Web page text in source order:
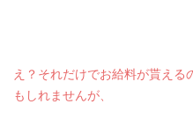
え？それだけでお給料が貰え
もしれませんが、